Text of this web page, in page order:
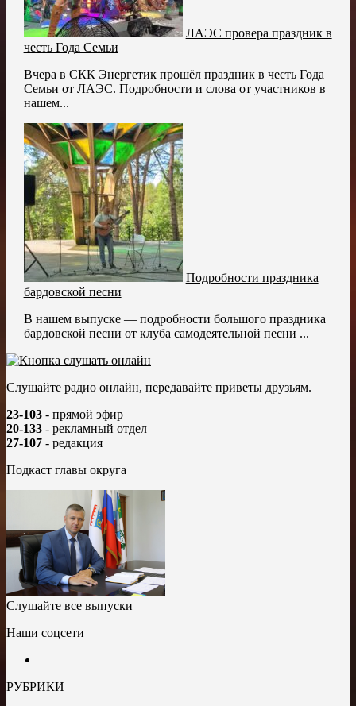
ЛАЭС провера праздник в
честь Года Семьи
Вчера в СКК Энергетик прошёл праздник в честь Года
Семьи от ЛАЭС. Подробности и слова от участников в
нашем...
Подробности праздника
бардовской песни
В нашем выпуске — подробности большого праздника
бардовской песни от клуба самодеятельной песни ...
Слушайте радио онлайн, передавайте приветы друзьям.
23-103 - прямой эфир
20-133 - рекламный отдел
27-107 - редакция
Подкаст главы округа
Слушайте все выпуски
Наши соцсети
РУБРИКИ